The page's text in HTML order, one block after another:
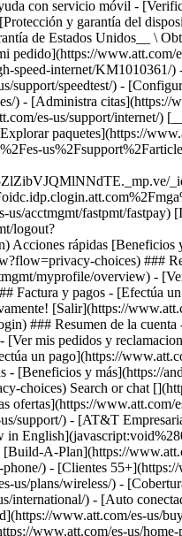
Search or chat
ofertas](https://
support/) - [AT&T Empresarial](https://www.att.com/es-us/?1036077272%3BamdU7ms02uyDVD7hILrWak6c7DshIidU2t-FgO3.41) - [Busca una tienda](https://www.att.com/es-us/stores/) - [View in English](javascript:void%280%29) Atrás Tienda ## Planes y servicios ### Paquetes - [Explorar paquetes](https://www.att.com/es-us/bundles/) - [AT&T OneConnect](https://www.att.com/es-us/oneconnect/) - [Build-A-Plan](https://www.att.com/es-us/plans/build-a-plan) - [Internet + servicio móvil](https://www.att.com/es-us/bundles/internet-wireless/) - [Internet + teléfono residencial](https://www.att.com/es-us/home-phone/) - [Clientes 55+](https://www.att.com/es-us/bundles/55-plus-internet-wireless/) ### Móvil - [Explora servicio móvil](https://www.att.com/es-us/wireless/) - [Planes de teléfonos](https://www.att.com/es-us/plans/wireless/) - [Cobertura de la red](https://www.att.com/es-us/maps/wireless-coverage.html) - [Prepago](https://www.att.com/es-us/prepaid/) - [Adicionales internacionales](https://www.att.com/es-us/international/) - [Auto conectado](https://www.att.com/es-us/plans/connected-car/) ### Internet residencial - [Explora internet residencial](https://www.att.com/es-us/internet/) - [Ve la disponibilidad](https://www.att.com/es-us/buy/internet/plans/) - [AT&T Fiber](https://www.att.com/es-us/internet/fiber/) - [AT&T Internet Air](https://www.att.com/es-us/internet/internet-air/) - [Teléfono residencial](https://www.att.com/es-us/home-phone/services/) ### Acciones rápidas - [Cambia](https://www.att.com/es-us/upgrade/) - [Añade una línea](https://www.att.com/es-us/plans/add-a-line/) - [Trae tu propio teléfono](https://www.att.com/es-us/wireless/byod/) - [Cambia y ahorra](https://www.att.com/es-us/wireless/switch-and-save/) Inicio del contenido principal [](https://www.att.com/es-us/?1036077272%3BamdU7ms02uy52t-FgOyJVm4.m1)[](https://www.facebook.com/ATT)[](https://www.att.com/es-us/?1036077272%3BamdU7ms02uyDVD7hak6WVPzL7tz92t-FgOyJVm4F51)[](https://www.linkedin.com/company/att/) ### Tienda - [Teléfonos móviles](https://www.att.com/es-us/buy/phones/) - [Internet por fibra óptica](https://www.att.com/es-us/internet/fiber/) - [Internet residencial](https://www.att.com/es-us/internet/) - [Tablets](https://www.att.com/es-us/buy/tablets/) - [Relojes inteligentes](https://www.att.com/es-us/buy/wearables/) - [Accesorios inalámbricos](https://www.att.com/es-us/accessories/) - [Teléfonos prepagados](https://www.att.com/es-us/prepaid/) ### Tendencia - [iPhone 17 Pro Max](https://www.att.com/es-us/buy/phones/apple-iphone-17-pro-max.html) - [iPhone 17 Pro](https://www.att.com/es-us/buy/phones/apple-iphone-17-pro.html) - [iPhone Air](https://www.att.com/es-us/buy/phones/apple-iphone-air.html) - [iPhone 17](https://www.att.com/es-us/buy/phones/apple-iphone-17.html) - [Samsung Galaxy S26 Ultra](https://www.att.com/es-us/buy/phones/samsung-galaxy-s26-ultra.html) - [Samsung Galaxy Z Fold8 Ultra](https://www.att.com/es-us/buy/phones/samsung-galaxy-z-fold8-ultra.html) - [Samsung Galaxy Z Fold8](https://www.att.com/es-us/buy/phones/samsung-galaxy-z-fold8.html) - [Samsung Galaxy Z Flip8](https://www.att.com/es-us/buy/phones/samsung-galaxy-z-flip8.html) ### Mejores planes de teléfono y datos - [Planes de telefonía ilimitada](https://www.att.com/es-us/plans/wireless/) - [Planes internacionales](https://www.att.com/es-us/international/) - [Añade una línea](https://www.att.com/es-us/plans/add-a-line/) - [Cambia](https://www.att.com/es-us/plans/phone-upgrade/) - [Planes de datos para tablet](https://www.att.com/es-us/plans/tablet-ipad-data-plans/) - [Planes para hotspot móvil](https://www.att.com/es-us/plans/tethering/) - [Next Up Anytime](https://www.att.com/es-us/plans/next-up-anytime/) ### Cámbiate a AT&T - [Cámbiate a AT&T](https://www.att.com/es-us/wireless/switch-and-save/) - [Cómo cambiar de compañía